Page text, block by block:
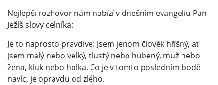
Nejlepší rozhovor nám nabízí v dnešním evangeliu Pán
Ježíš slovy celníka:
Je to naprosto pravdivé: Jsem jenom člověk hříšný, ať
jsem malý nebo velký, tlustý nebo hubený, muž nebo
žena, kluk nebo holka. Co je v tomto posledním bodě
navíc, je opravdu od zlého.